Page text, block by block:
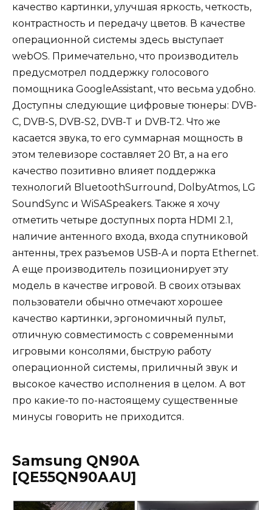
качество картинки, улучшая яркость, четкость,
контрастность и передачу цветов. В качестве
операционной системы здесь выступает
webOS. Примечательно, что производитель
предусмотрел поддержку голосового
помощника GoogleAssistant, что весьма удобно.
Доступны следующие цифровые тюнеры: DVB-
C, DVB-S, DVB-S2, DVB-T и DVB-T2. Что же
касается звука, то его суммарная мощность в
этом телевизоре составляет 20 Вт, а на его
качество позитивно влияет поддержка
технологий BluetoothSurround, DolbyAtmos, LG
SoundSync и WiSASpeakers. Также я хочу
отметить четыре доступных порта HDMI 2.1,
наличие антенного входа, входа спутниковой
антенны, трех разъемов USB-A и порта Ethernet.
А еще производитель позиционирует эту
модель в качестве игровой. В своих отзывах
пользователи обычно отмечают хорошее
качество картинки, эргономичный пульт,
отличную совместимость с современными
игровыми консолями, быструю работу
операционной системы, приличный звук и
высокое качество исполнения в целом. А вот
про какие-то по-настоящему существенные
минусы говорить не приходится.
Samsung QN90A
[QE55QN90AAU]